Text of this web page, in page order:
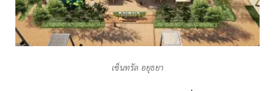
เซ็นทรัล อยุธยา